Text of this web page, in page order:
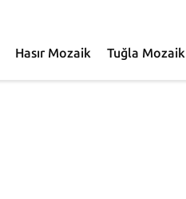
Hasır Mozaik Tuğla Mozaik